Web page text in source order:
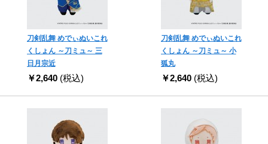
刀剣乱舞 めでぃぬいこれ
くしょん ～刀ミュ～ 三
日月宗近
￥2,640 (税込)
刀剣乱舞 めでぃぬいこれ
くしょん ～刀ミュ～ 小
狐丸
￥2,640 (税込)